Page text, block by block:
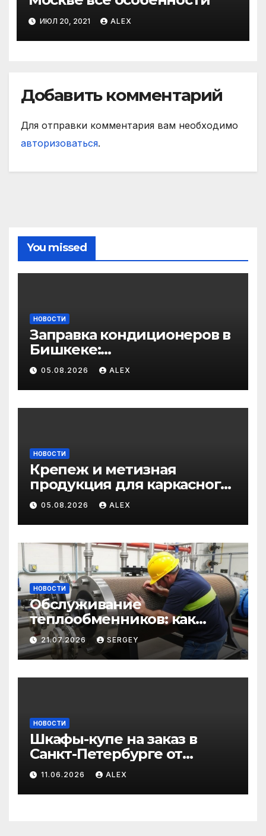
ИЮЛ 20, 2021 ALEX
Добавить комментарий
Для отправки комментария вам необходимо
авторизоваться.
You missed
НОВОСТИ
Заправка кондиционеров в
Бишкеке:
профессиональные услуги
для дома и авто
05.08.2026 ALEX
НОВОСТИ
Крепеж и метизная
продукция для каркасного
и загородного
строительства: от
саморезов до анкеров
05.08.2026 ALEX
НОВОСТИ
Обслуживание
теплообменников: как
сохранить эффективность
и избежать простоев
21.07.2026 SERGEY
НОВОСТИ
Шкафы-купе на заказ в
Санкт-Петербурге от
производителя по
доступным ценам
11.06.2026 ALEX